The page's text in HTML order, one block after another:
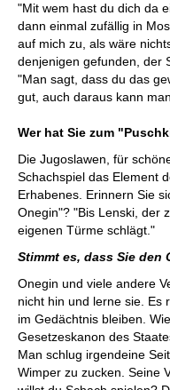
"Mit wem hast du dich da
dann einmal zufällig in
auf mich zu, als wäre
denjenigen gefunden, der
"Man sagt, dass du das
gut, auch daraus kann
Wer hat Sie zum
Die Jugoslawen, für
Schachspiel das Element
Erhabenes. Erinnern Sie
Onegin"? "Bis Lenski, der
eigenen Türme schlägt."
Stimmt es, dass Sie
Onegin und viele andere
nicht hin und lerne sie. Es
im Gedächtnis bleiben.
Gesetzeskanon des
Man schlug irgendeine
Wimper zu zucken. Seine